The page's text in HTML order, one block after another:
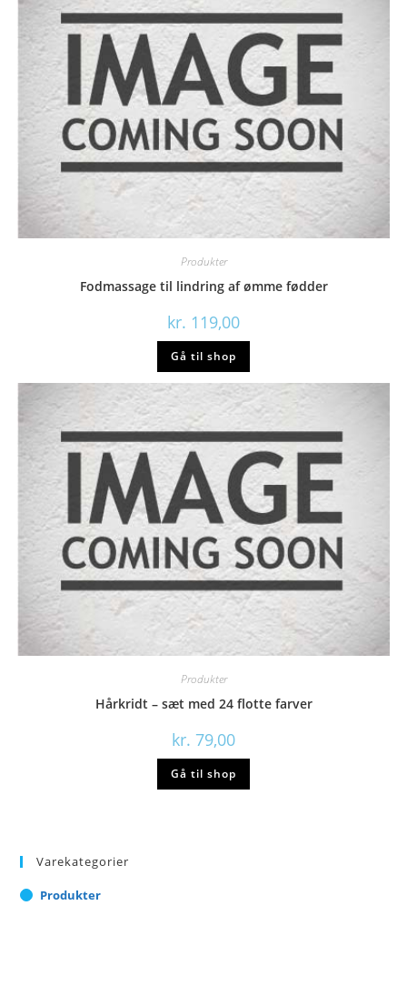
Produkter
Fodmassage til lindring af ømme fødder
kr. 119,00
Gå til shop
Produkter
Hårkridt – sæt med 24 flotte farver
kr. 79,00
Gå til shop
Varekategorier
Produkter